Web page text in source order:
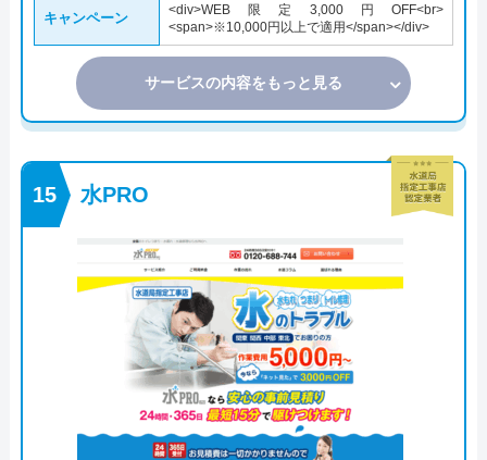
キャンペーン
<div>WEB限定3,000円OFF<br>
<span>※10,000円以上で適用</span></div>
サービスの内容をもっと見る
水PRO